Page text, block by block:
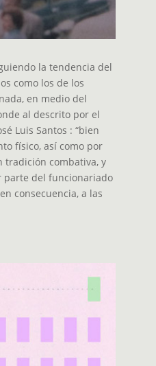
la tendencia del
como los de los
en medio del
al descrito por el
Luis Santos : “bien
físico, así como por
tradición combativa, y
parte del funcionariado
consecuencia, a las